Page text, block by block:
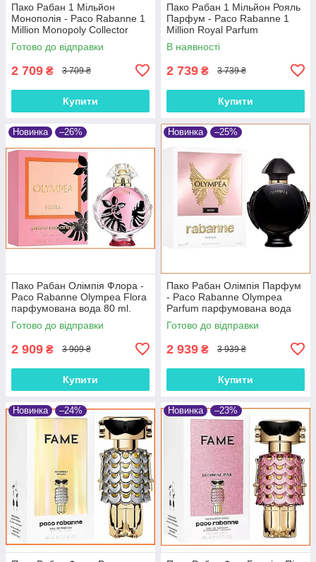
Пако Рабан 1 Мільйон
Монополія - Paco Rabanne 1
Million Monopoly Collector
Edition туалетна вода 100 ml.
Готово до відправки
2 709 ₴ 3 709 ₴
Купити
Пако Рабан 1 Мільйон Рояль
Парфум - Paco Rabanne 1
Million Royal Parfum
парфумована вода 100 ml.
В наявності
2 739 ₴ 3 739 ₴
Купити
Новинка –26%
Пако Рабан Олімпія Флора -
Paco Rabanne Olympea Flora
парфумована вода 80 ml.
Готово до відправки
2 909 ₴ 3 909 ₴
Купити
Новинка –25%
Пако Рабан Олімпія Парфум
- Paco Rabanne Olympea
Parfum парфумована вода
80 ml.
Готово до відправки
2 939 ₴ 3 939 ₴
Купити
Новинка –24% Новинка –23%